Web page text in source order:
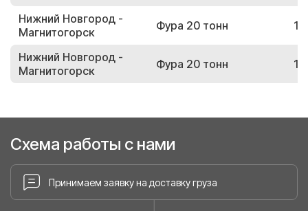
Нижний Новгород -
Магнитогорск
Фура 20 тонн
Нижний Новгород -
Магнитогорск
Фура 20 тонн
Схема работы с нами
Принимаем заявку на доставку груза